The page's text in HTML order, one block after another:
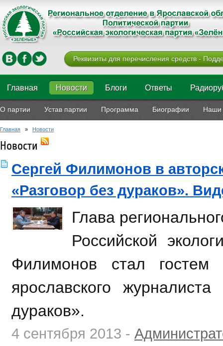
Реквизиты для перечисления средств -
Главная Новости Блоги Ответы
О партии Устав партии Программа Биографии Наши
Главная » Новости
Новости
Сергей Филимонов в
«Разговор без дураков».
Глава
Российской
Филимонов стал гостем
ярославского
дураков».
4 сентября 2013 -